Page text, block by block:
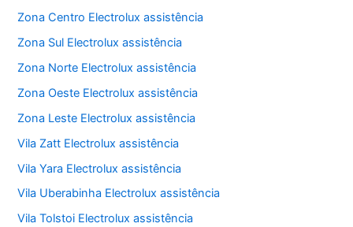
Zona Centro Electrolux assistência
Zona Sul Electrolux assistência
Zona Norte Electrolux assistência
Zona Oeste Electrolux assistência
Zona Leste Electrolux assistência
Vila Zatt Electrolux assistência
Vila Yara Electrolux assistência
Vila Uberabinha Electrolux assistência
Vila Tolstoi Electrolux assistência